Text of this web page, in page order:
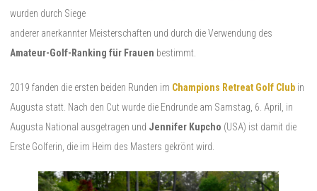
wurden durch Siege
anderer anerkannter Meisterschaften und durch die Verwendung des
Amateur-Golf-Ranking für Frauen bestimmt.
2019 fanden die ersten beiden Runden im Champions Retreat Golf Club in
Augusta statt. Nach den Cut wurde die Endrunde am Samstag, 6. April, in
Augusta National ausgetragen und Jennifer Kupcho (USA) ist damit die
Erste Golferin, die im Heim des Masters gekrönt wird.